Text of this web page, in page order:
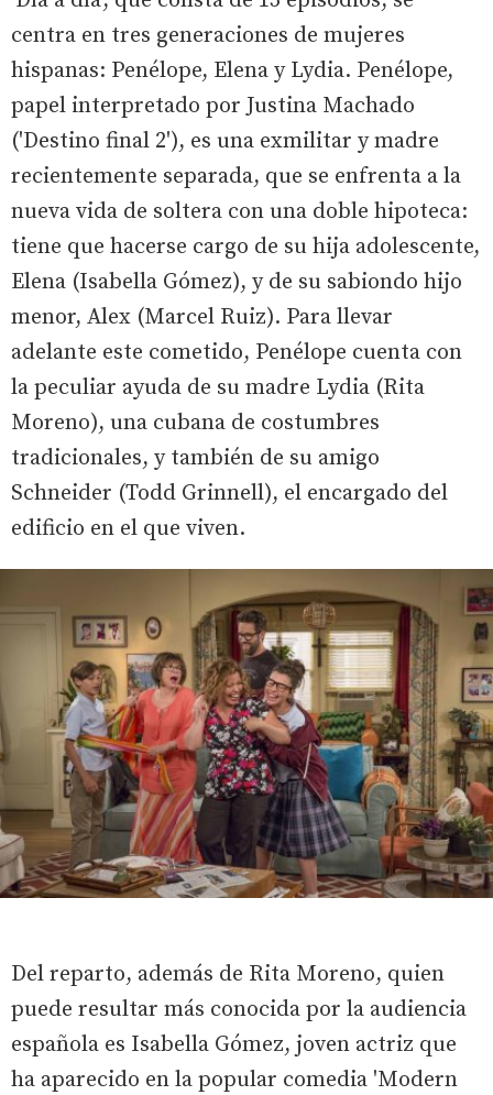
centra en tres generaciones de mujeres
hispanas: Penélope, Elena y Lydia. Penélope,
papel interpretado por Justina Machado
('Destino final 2'), es una exmilitar y madre
recientemente separada, que se enfrenta a la
nueva vida de soltera con una doble hipoteca:
tiene que hacerse cargo de su hija adolescente,
Elena (Isabella Gómez), y de su sabiondo hijo
menor, Alex (Marcel Ruiz). Para llevar
adelante este cometido, Penélope cuenta con
la peculiar ayuda de su madre Lydia (Rita
Moreno), una cubana de costumbres
tradicionales, y también de su amigo
Schneider (Todd Grinnell), el encargado del
edificio en el que viven.
Del reparto, además de Rita Moreno, quien
puede resultar más conocida por la audiencia
española es Isabella Gómez, joven actriz que
ha aparecido en la popular comedia 'Modern